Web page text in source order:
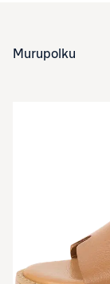
Murupolku